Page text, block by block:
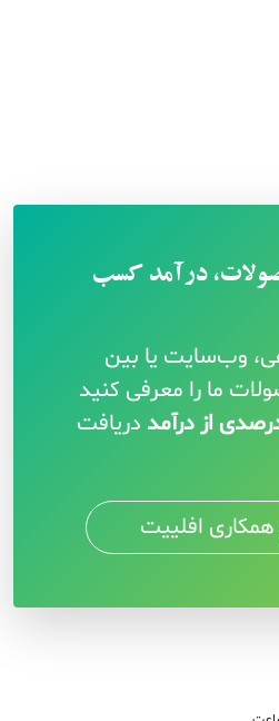
درآمد کسب
وب‌سایت یا بین
ما را معرفی کنید
از درآمد دریافت
افلییت